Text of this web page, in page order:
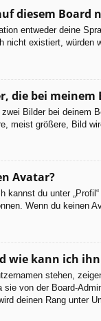
diesem Board
entweder deine
nicht existiert, würden
die bei
zwei Bilder bei
meist größere, Bild
Avatar?
kannst du unter
Wenn du keinen
wie kann ich
stehen,
sie von der Board-
deinen Rang unter